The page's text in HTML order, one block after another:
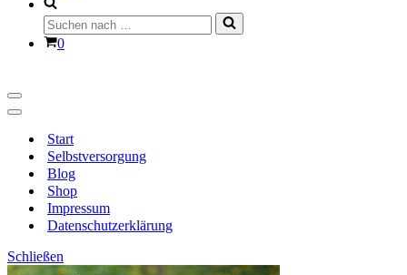
Suchen
nach …
Warenkorb
0
Navigationsmenü
Navigationsmenü
Start
Selbstversorgung
Blog
Shop
Impressum
Datenschutzerklärung
Schließen